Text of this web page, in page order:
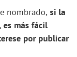
nombrado, si la
es más fácil
por publicar